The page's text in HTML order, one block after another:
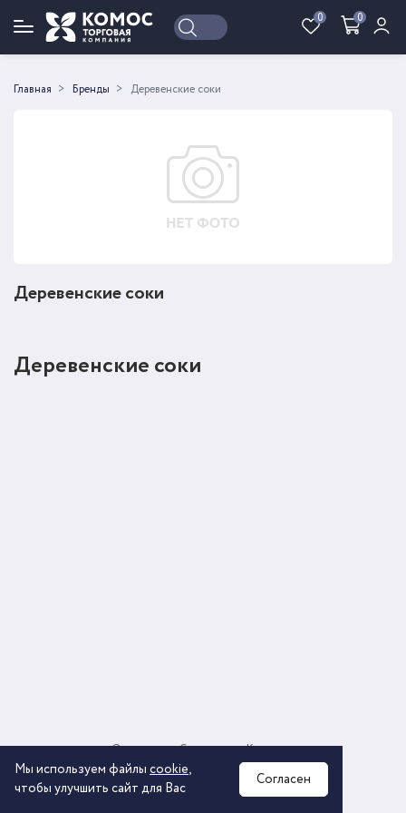
0 0
Войти Регистрация
Главная Бренды Деревенские соки
Деревенские соки
Деревенские соки
2026 © ООО «КОМОС ГРУПП» «Торговая компания»
О компании Соглашение
Политика обработки персональных данных
Контакты
Мы используем файлы cookie,
чтобы улучшить сайт для Вас
Согласен